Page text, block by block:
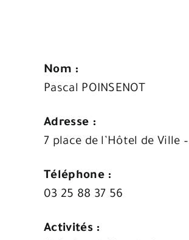
Nom :
Pascal POINSENOT
Adresse :
7 place de l’Hôtel de Ville
Téléphone :
03 25 88 37 56
Activités :